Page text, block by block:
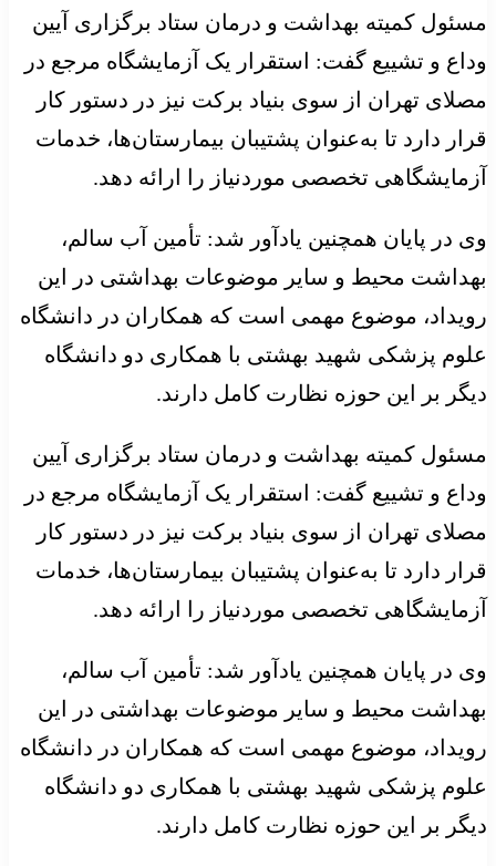
مسئول کمیته بهداشت و درمان ستاد برگزاری آیین
وداع و تشییع گفت: استقرار یک آزمایشگاه مرجع در
مصلای تهران از سوی بنیاد برکت نیز در دستور کار
قرار دارد تا به‌عنوان پشتیبان بیمارستان‌ها، خدمات
آزمایشگاهی تخصصی موردنیاز را ارائه دهد.
وی در پایان همچنین یادآور شد: تأمین آب سالم،
بهداشت محیط و سایر موضوعات بهداشتی در این
رویداد، موضوع مهمی است که همکاران در دانشگاه
علوم پزشکی شهید بهشتی با همکاری دو دانشگاه
دیگر بر این حوزه نظارت کامل دارند.
مسئول کمیته بهداشت و درمان ستاد برگزاری آیین
وداع و تشییع گفت: استقرار یک آزمایشگاه مرجع در
مصلای تهران از سوی بنیاد برکت نیز در دستور کار
قرار دارد تا به‌عنوان پشتیبان بیمارستان‌ها، خدمات
آزمایشگاهی تخصصی موردنیاز را ارائه دهد.
وی در پایان همچنین یادآور شد: تأمین آب سالم،
بهداشت محیط و سایر موضوعات بهداشتی در این
رویداد، موضوع مهمی است که همکاران در دانشگاه
علوم پزشکی شهید بهشتی با همکاری دو دانشگاه
دیگر بر این حوزه نظارت کامل دارند.